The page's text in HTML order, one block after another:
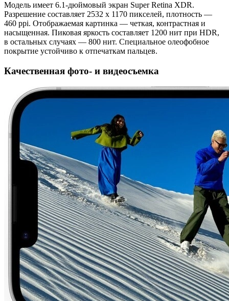
Модель имеет 6.1-дюймовый экран Super Retina XDR.
Разрешение составляет 2532 х 1170 пикселей, плотность —
460 ppi. Отображаемая картинка — четкая, контрастная и
насыщенная. Пиковая яркость составляет 1200 нит при HDR,
в остальных случаях — 800 нит. Специальное олеофобное
покрытие устойчиво к отпечаткам пальцев.
Качественная фото- и видеосъемка